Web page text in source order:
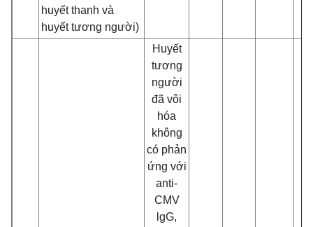
huyết thanh và
huyết tương người)
Huyết
tương
người
đã vôi
hóa
không
có phản
ứng với
anti-
CMV
lgG,